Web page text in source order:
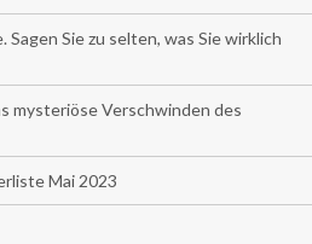
Sie zu selten, was Sie wirklich
mysteriöse Verschwinden des
Mai 2023